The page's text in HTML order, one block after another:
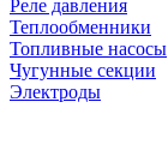
Реле давления
Теплообменники
Топливные насосы
Чугунные секции
Электроды